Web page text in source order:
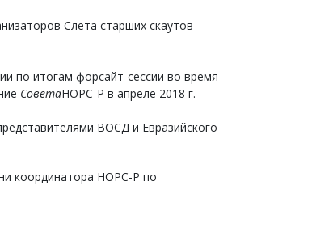
Слета старших скаутов
по итогам форсайт-сессии во время
СоветаНОРС-Р в апреле 2018 г.
ВОСД и Евразийского
координатора НОРС-Р по